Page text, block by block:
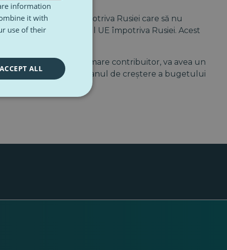
unor „sancțiuni împotriva Rusiei care să nu
sancțiuni la nivelul UE împotriva Rusiei. Acest
țară a UE și cel mai mare contribuitor, va avea un
acestea se numără planul de creștere a bugetului
information
it with
use of their
ACCEPT ALL